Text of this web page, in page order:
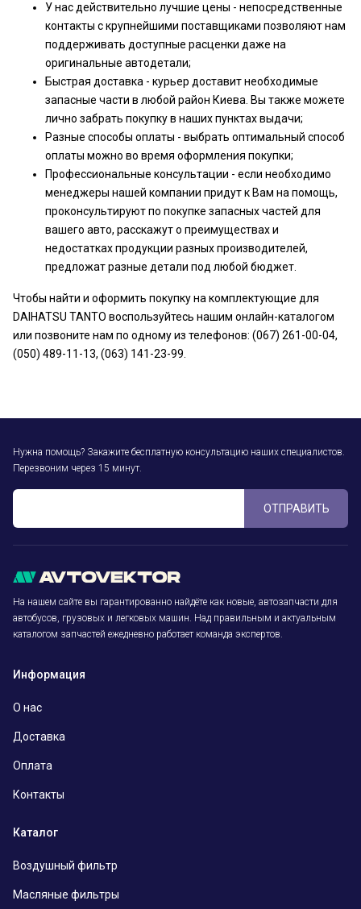
У нас действительно лучшие цены - непосредственные
контакты с крупнейшими поставщиками позволяют нам
поддерживать доступные расценки даже на
оригинальные автодетали;
Быстрая доставка - курьер доставит необходимые
запасные части в любой район Киева. Вы также можете
лично забрать покупку в наших пунктах выдачи;
Разные способы оплаты - выбрать оптимальный способ
оплаты можно во время оформления покупки;
Профессиональные консультации - если необходимо
менеджеры нашей компании придут к Вам на помощь,
проконсультируют по покупке запасных частей для
вашего авто, расскажут о преимуществах и
недостатках продукции разных производителей,
предложат разные детали под любой бюджет.
Чтобы найти и оформить покупку на комплектующие для
DAIHATSU TANTO воспользуйтесь нашим онлайн-каталогом
или позвоните нам по одному из телефонов: (067) 261-00-04,
(050) 489-11-13, (063) 141-23-99.
Нужна помощь? Закажите бесплатную консультацию наших специалистов.
Перезвоним через 15 минут.
ОТПРАВИТЬ
На нашем сайте вы гарантированно найдёте как новые, автозапчасти для
автобусов, грузовых и легковых машин. Над правильным и актуальным
каталогом запчастей ежедневно работает команда экспертов.
Информация
О нас
Доставка
Оплата
Контакты
Каталог
Воздушный фильтр
Масляные фильтры